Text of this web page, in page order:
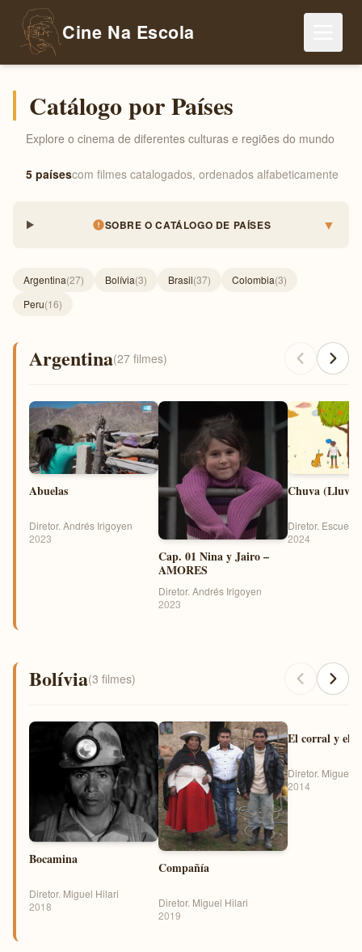
Cine Na Escola
Catálogo por Países
Explore o cinema de diferentes culturas e regiões do mundo
5 paísescom filmes catalogados, ordenados alfabeticamente
SOBRE O CATÁLOGO DE PAÍSES ▼
Argentina(27) Bolívia(3) Brasil(37) Colombia(3)
Peru(16)
Argentina(27 filmes)
Abuelas
Diretor. Andrés Irigoyen
2023
Cap. 01 Nina y Jairo –
AMORES
Diretor. Andrés Irigoyen
2023
Chuva (Lluvia)
Diretor. Escuela
2024
Bolívia(3 filmes)
Bocamina
Diretor. Miguel Hilari
2018
Compañía
Diretor. Miguel Hilari
2019
El corral y el
Diretor. Miguel
2014